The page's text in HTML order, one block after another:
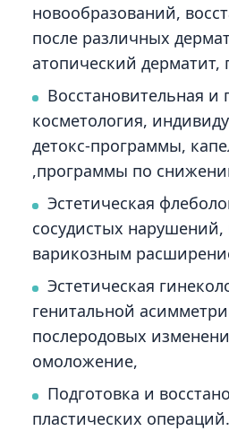
новообразований,
после различных
атопический дерматит,
Восстановительная и
косметология,
детокс-программы,
,программы по
Эстетическая
сосудистых
варикозным
Эстетическая
генитальной
послеродовых
омоложение,
Подготовка и
пластических